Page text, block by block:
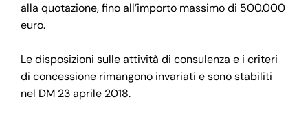
alla quotazione, fino all’importo massimo di 500.000
euro.
Le disposizioni sulle attività di consulenza e i criteri
di concessione rimangono invariati e sono stabiliti
nel DM 23 aprile 2018.